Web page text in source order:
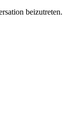
beizutreten.